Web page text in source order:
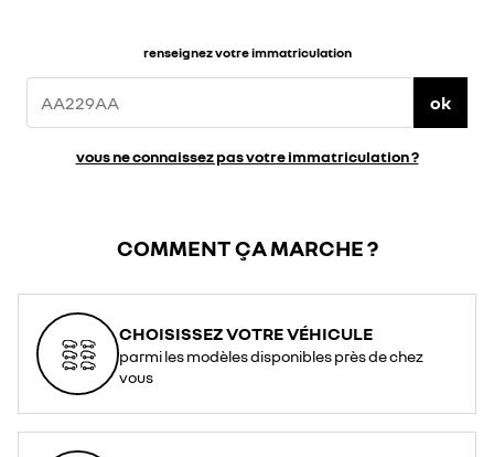
renseignez votre immatriculation
ok
vous ne connaissez pas votre immatriculation ?
COMMENT ÇA MARCHE ?
CHOISISSEZ VOTRE VÉHICULE
parmi les modèles disponibles près de chez
vous